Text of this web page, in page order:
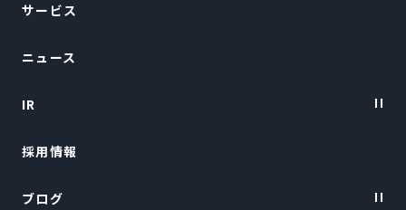
Vision・Purpose
会社概要
経営陣紹介
サービス
ニュース
IR
IRニュース
経営情報
採用情報
ブログ